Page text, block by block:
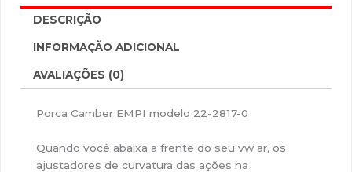
DESCRIÇÃO
INFORMAÇÃO ADICIONAL
AVALIAÇÕES (0)
Porca Camber EMPI modelo 22-2817-0
Quando você abaixa a frente do seu vw ar, os
ajustadores de curvatura das ações na